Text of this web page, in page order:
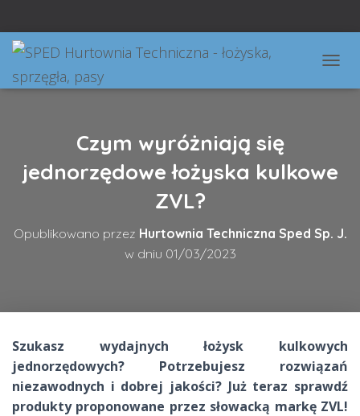
Czym wyróżniają się
jednorzędowe łożyska kulkowe
ZVL?
Opublikowano przez Hurtownia Techniczna Sped Sp. J.
w dniu 01/03/2023
Szukasz wydajnych łożysk kulkowych
jednorzędowych? Potrzebujesz rozwiązań
niezawodnych i dobrej jakości? Już teraz sprawdź
produkty proponowane przez słowacką markę ZVL!